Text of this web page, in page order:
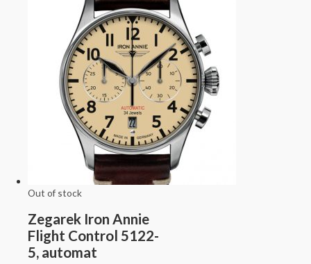
Out of stock
Zegarek Iron Annie
Flight Control 5122-
5, automat